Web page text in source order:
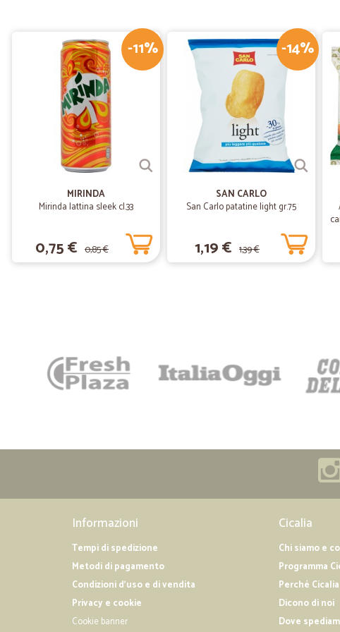
-11%
MIRINDA
Mirinda lattina sleek cl.33
0,75 € 0,85 €
-14%
SAN CARLO
San Carlo patatine light gr.75
1,19 € 1,39 €
Informazioni
Tempi di spedizione
Metodi di pagamento
Condizioni d'uso e di vendita
Privacy e cookie
Cookie banner
Cicalia
Chi siamo e
Programma
Perché Cicalia
Dicono di noi
Dove